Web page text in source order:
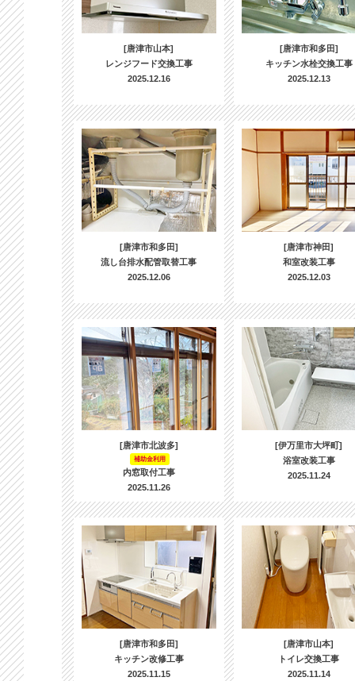
[唐津市山本]
レンジフード交換工事
2025.12.16
[唐津市和多田]
キッチン水栓交換工事
2025.12.13
[唐津市和多田]
流し台排水配管取替工事
2025.12.06
[唐津市神田]
和室改装工事
2025.12.03
[唐津市北波多]
補助金利用
内窓取付工事
2025.11.26
[伊万里市大坪町]
浴室改装工事
2025.11.24
[唐津市和多田]
キッチン改修工事
2025.11.15
[唐津市山本]
トイレ交換工事
2025.11.14